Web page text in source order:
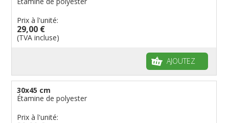
Prix à l'unité:
29,00 €
(TVA incluse)
AJOUTEZ
30x45 cm
Étamine de polyester
Prix à l'unité: